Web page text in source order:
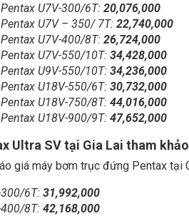
U7V-300/6T: 20,076,000
U7V – 350/ 7T: 22,740,000
U7V-400/8T: 26,724,000
U7V-550/10T: 34,428,000
U9V-550/10T: 34,236,000
U18V-550/6T: 30,732,000
U18V-750/8T: 44,016,000
U18V-900/9T: 47,652,000
Ultra SV tại Gia Lai tham khảo
6T: 31,992,000
8T: 42,168,000